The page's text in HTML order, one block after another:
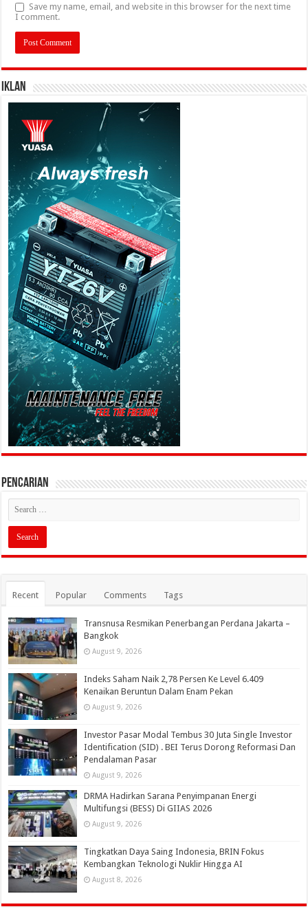
Save my name, email, and website in this browser for the next time
I comment.
IKLAN
PENCARIAN
Recent Popular Comments Tags
Transnusa Resmikan Penerbangan Perdana Jakarta –
Bangkok
August 9, 2026
Indeks Saham Naik 2,78 Persen Ke Level 6.409
Kenaikan Beruntun Dalam Enam Pekan
August 9, 2026
Investor Pasar Modal Tembus 30 Juta Single Investor
Identification (SID) . BEI Terus Dorong Reformasi Dan
Pendalaman Pasar
August 9, 2026
DRMA Hadirkan Sarana Penyimpanan Energi
Multifungsi (BESS) Di GIIAS 2026
August 9, 2026
Tingkatkan Daya Saing Indonesia, BRIN Fokus
Kembangkan Teknologi Nuklir Hingga AI
August 8, 2026